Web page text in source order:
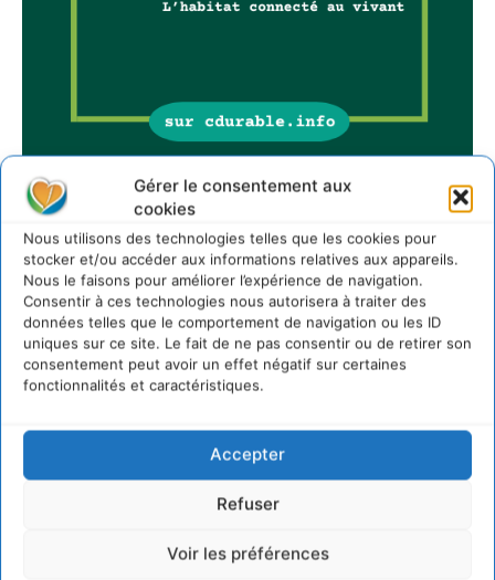
Gérer le consentement aux
cookies
Nous utilisons des technologies telles que les cookies pour
stocker et/ou accéder aux informations relatives aux appareils.
Nous le faisons pour améliorer l’expérience de navigation.
Consentir à ces technologies nous autorisera à traiter des
données telles que le comportement de navigation ou les ID
uniques sur ce site. Le fait de ne pas consentir ou de retirer son
consentement peut avoir un effet négatif sur certaines
fonctionnalités et caractéristiques.
Accepter
Refuser
Voir les préférences
Sur Cdurable
Comment le sol français a perdu sa mémoire
hydrique et déréglé tout le territoire (2020-2026)
2 août 2026
Développer notre attention aux espèces vivantes
non humaines avec les communs de Zoepolis
30 juillet 2026
Un kit citoyen pour lever les freins au
développement des forêts comestibles dans nos
L’éco-anxiété informe et l’éco-lucidité transforme